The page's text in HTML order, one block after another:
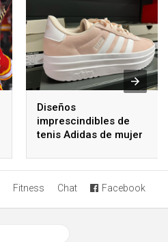
Diseños
imprescindibles de
tenis Adidas de mujer
Fitness Chat Facebook